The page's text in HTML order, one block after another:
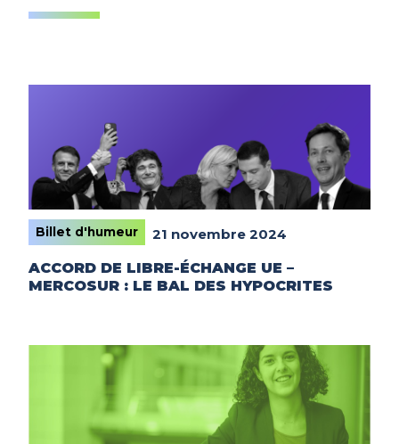
Billet d'humeur
21 novembre 2024
ACCORD DE LIBRE-ÉCHANGE UE –
MERCOSUR : LE BAL DES HYPOCRITES